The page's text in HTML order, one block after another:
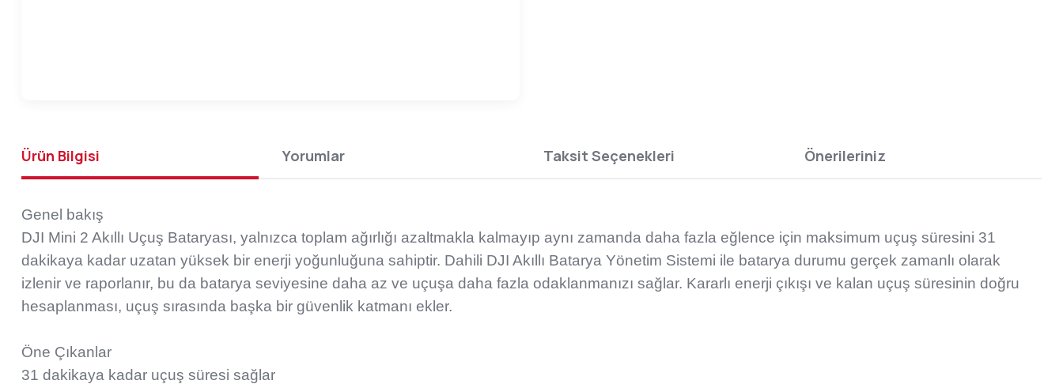
Ürün Bilgisi Yorumlar Taksit Seçenekleri Önerileriniz
Genel bakış
DJI Mini 2 Akıllı Uçuş Bataryası, yalnızca toplam ağırlığı azaltmakla kalmayıp aynı zamanda daha fazla eğlence için maksimum uçuş süresini 31
dakikaya kadar uzatan yüksek bir enerji yoğunluğuna sahiptir. Dahili DJI Akıllı Batarya Yönetim Sistemi ile batarya durumu gerçek zamanlı olarak
izlenir ve raporlanır, bu da batarya seviyesine daha az ve uçuşa daha fazla odaklanmanızı sağlar. Kararlı enerji çıkışı ve kalan uçuş süresinin doğru
hesaplanması, uçuş sırasında başka bir güvenlik katmanı ekler.
Öne Çıkanlar
31 dakikaya kadar uçuş süresi sağlar